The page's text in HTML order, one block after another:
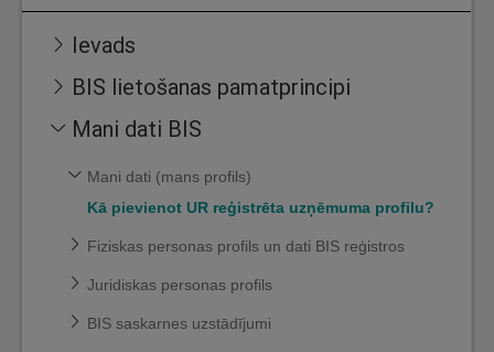
Ievads
BIS lietošanas pamatprincipi
Mani dati BIS
Mani dati (mans profils)
Kā pievienot UR reģistrēta uzņēmuma profilu?
Fiziskas personas profils un dati BIS reģistros
Juridiskas personas profils
BIS saskarnes uzstādījumi